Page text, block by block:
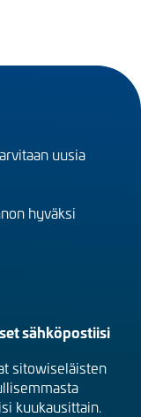
uusia
hyväksi
sähköpostiisi
sitowiseläisten
kuukausittain.